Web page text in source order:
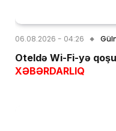
06.08.2026 - 04:26
Oteldə Wi-Fi-yə
XƏBƏRDARLIQ